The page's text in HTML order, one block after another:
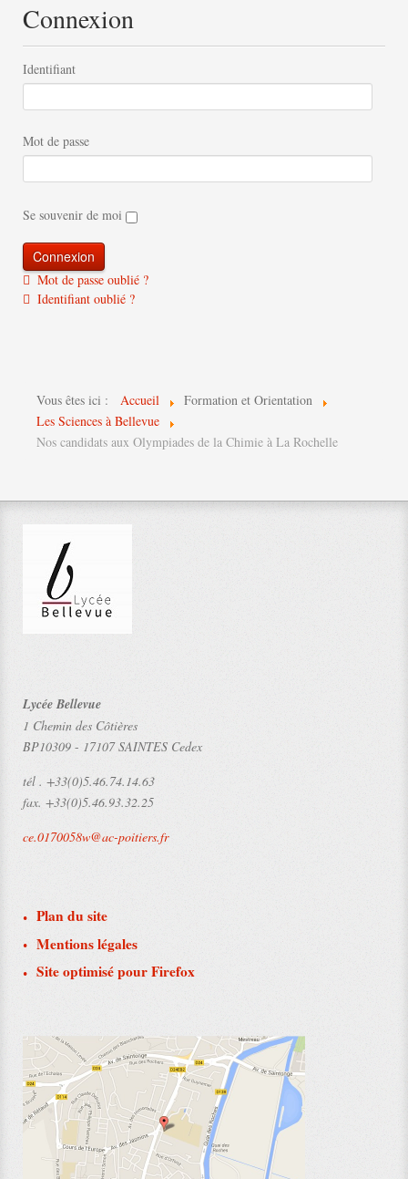
Connexion
Identifiant
Mot de passe
Se souvenir de moi
Mot de passe oublié ?
Identifiant oublié ?
Vous êtes ici : Accueil
Formation et Orientation
Les Sciences à Bellevue
Nos candidats aux Olympiades de la Chimie à La Rochelle
Lycée Bellevue
1 Chemin des Côtières
BP10309 - 17107 SAINTES Cedex
tél . +33(0)5.46.74.14.63
fax. +33(0)5.46.93.32.25
ce.0170058w@ac-poitiers.fr
Plan du site
Mentions légales
Site optimisé pour Firefox